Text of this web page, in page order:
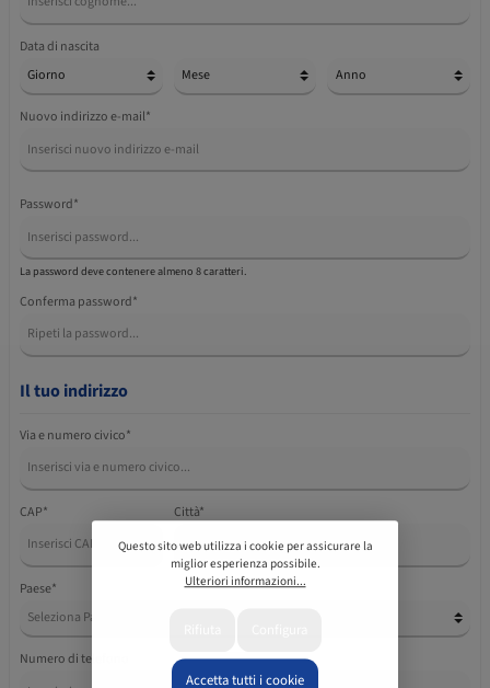
Data di nascita
Nuovo indirizzo e-mail*
Password*
La password deve contenere almeno 8 caratteri.
Conferma password*
Il tuo indirizzo
Via e numero civico*
CAP* Città*
Paese*
Numero di telefono
Questo sito web utilizza i cookie per assicurare la
miglior esperienza possibile.
Ulteriori informazioni...
Accetta tutti i cookie